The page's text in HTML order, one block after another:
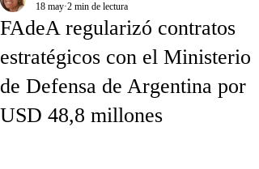
FAdeA regularizó contratos
estratégicos con el Ministerio
de Defensa de Argentina por
USD 48,8 millones
18 may 2 min de lectura